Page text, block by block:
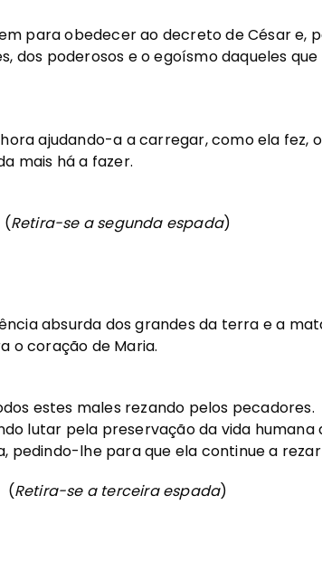
para obedecer ao decreto de César e,
dos poderosos e o egoísmo daqueles
ajudando-a a carregar, como ela fez,
mais há a fazer.
(Retira-se a segunda espada)
absurda dos grandes da terra e a
o coração de Maria.
estes males rezando pelos pecadores.
lutar pela preservação da vida humana
pedindo-lhe para que ela continue a
(Retira-se a terceira espada)